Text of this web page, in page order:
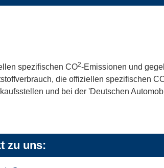
spezifischen CO2-Emissionen und
die offiziellen spezifischen
und bei der 'Deutschen
zu uns: